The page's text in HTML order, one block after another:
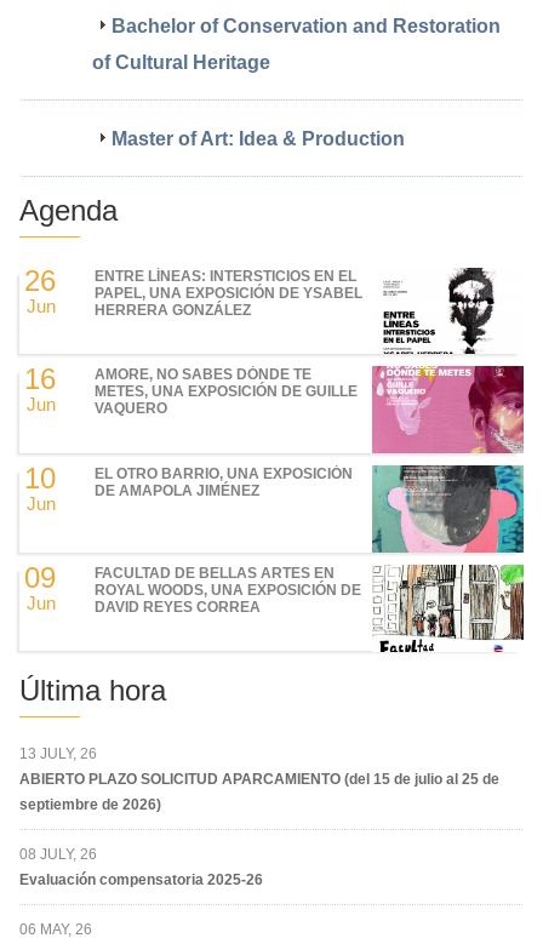
Bachelor of Conservation and Restoration
of Cultural Heritage
Master of Art: Idea & Production
Agenda
26
Jun
ENTRE LÍNEAS: INTERSTICIOS EN EL
PAPEL, UNA EXPOSICIÓN DE YSABEL
HERRERA GONZÁLEZ
16
Jun
AMORE, NO SABES DÓNDE TE
METES, UNA EXPOSICIÓN DE GUILLE
VAQUERO
10
Jun
EL OTRO BARRIO, UNA EXPOSICIÓN
DE AMAPOLA JIMÉNEZ
09
Jun
FACULTAD DE BELLAS ARTES EN
ROYAL WOODS, UNA EXPOSICIÓN DE
DAVID REYES CORREA
Última hora
13 JULY, 26
ABIERTO PLAZO SOLICITUD APARCAMIENTO (del 15 de julio al 25 de
septiembre de 2026)
08 JULY, 26
Evaluación compensatoria 2025-26
06 MAY, 26